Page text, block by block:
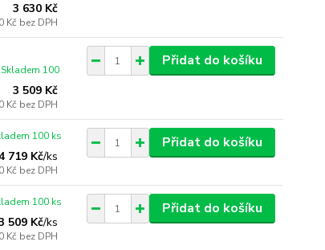
3 630 Kč
Kč bez DPH
3 509 Kč
Kč bez DPH
Skladem 100
Přidat do košíku
719 Kč/ks
Kč bez DPH
100 ks Přidat do košíku
509 Kč/ks
Kč bez DPH
100 ks Přidat do košíku